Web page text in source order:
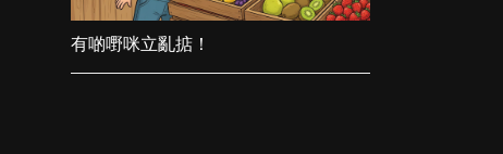
有啲嘢咪立亂掂！